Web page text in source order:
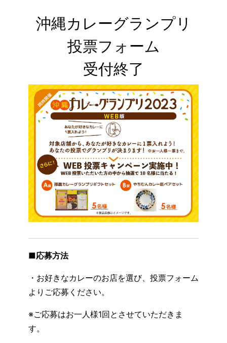
沖縄カレーグランプリ
投票フォーム
受付終了
■応募方法
・お好きなカレーのお店を選び、投票フォーム
よりご応募ください。
※ご応募はお一人様1回とさせていただきま
す。